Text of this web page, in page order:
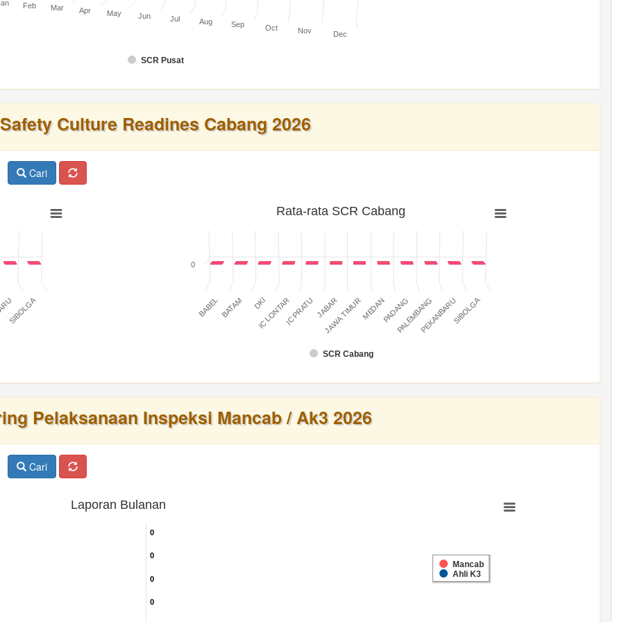
SCR Pusat
Feb Mar Apr May Jun Jul Aug Sep Oct Nov Dec
Safety Culture Readines Cabang 2026
Cari
SIBOLGA
Rata-rata SCR Cabang
SCR Cabang
BABELBATAM DKI
IC LONTARIC PRATU JABAR
JAWA TIMURMEDANPADANGPALEMBANGPEKANBARUSIBOLGA
0
Pelaksanaan Inspeksi Mancab / Ak3 2026
Cari
Laporan Bulanan
0
0
0
0
0
0
0
0
Mancab
Ahli K3